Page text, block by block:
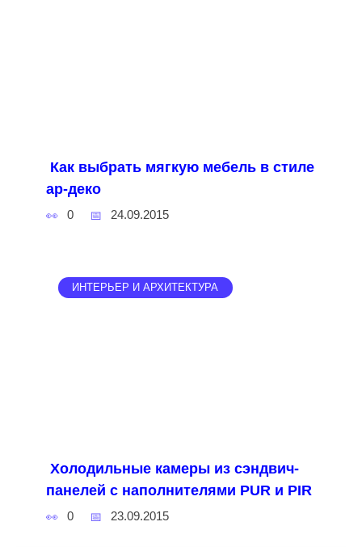
Как выбрать мягкую мебель в стиле
ар-деко
0 24.09.2015
ИНТЕРЬЕР И АРХИТЕКТУРА
Холодильные камеры из сэндвич-
панелей с наполнителями PUR и PIR
0 23.09.2015